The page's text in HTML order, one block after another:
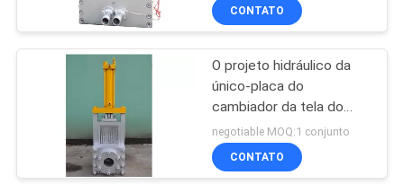
CITAÇÕES
Sistema de
transporte plástico
54
CONTATO
O projeto hidráulico da
único-placa do
cambiador da tela do
diâmetro 120 do
parafuso morre furo
número 22 do cubo 0,5
negotiable MOQ:1 conjunto
CONTATO